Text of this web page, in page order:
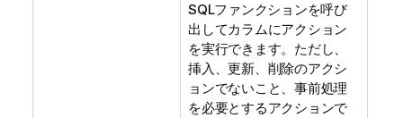
SQLファンクションを呼び
出してカラムにアクション
を実行できます。ただし、
挿入、更新、削除のアクシ
ョンでないこと、事前処理
を必要とするアクションで